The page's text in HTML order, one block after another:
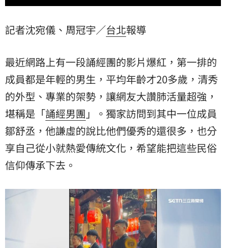
記者沈宛儀、周冠宇／台北報導
最近網路上有一段誦經團的影片爆紅，第一排的
成員都是年輕的男生，平均年齡才20多歲，清秀
的外型、專業的架勢，讓網友大讚肺活量超強，
堪稱是「誦經男團 」。獨家訪問到其中一位成員
鄒舒丞 ，他謙虛的說比他們優秀的還很多，也分
享自己從小就熱愛傳統文化，希望能把這些民俗
信仰傳承下去。